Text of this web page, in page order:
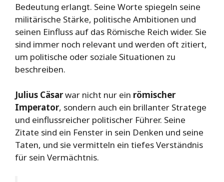
Bedeutung erlangt. Seine Worte spiegeln seine
militärische Stärke, politische Ambitionen und
seinen Einfluss auf das Römische Reich wider. Sie
sind immer noch relevant und werden oft zitiert,
um politische oder soziale Situationen zu
beschreiben.
Julius Cäsarwar nicht nur ein römischer
Imperator, sondern auch ein brillanter Stratege
und einflussreicher politischer Führer. Seine
Zitate sind ein Fenster in sein Denken und seine
Taten, und sie vermitteln ein tiefes Verständnis
für sein Vermächtnis.